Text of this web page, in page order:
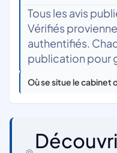
Tous les avis
Vérifiés
authentifiés.
publication pour
Où se situe le cabinet